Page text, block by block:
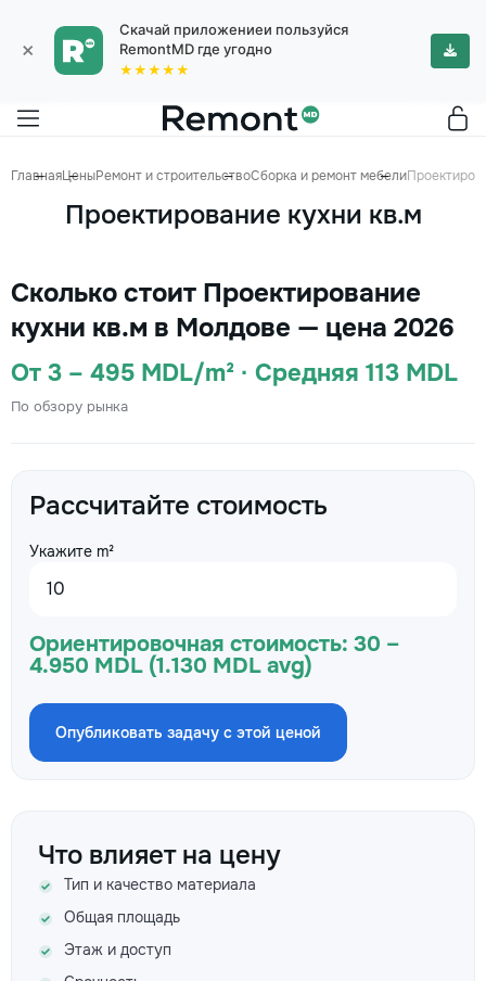
×
Скачай приложениеи пользуйся
RemontMD где угодно
★★★★★
ГлавнаяЦеныРемонт и строительствоСборка и ремонт мебели
Проектирование кухни кв.м
Сколько стоит Проектирование
кухни кв.м в Молдове — цена 2026
От 3 – 495 MDL/m² · Средняя 113 MDL
По обзору рынка
Рассчитайте стоимость
Укажите m²
Ориентировочная стоимость: 30 –
4.950 MDL (1.130 MDL avg)
Опубликовать задачу с этой ценой
Что влияет на цену
Тип и качество материала
Общая площадь
Этаж и доступ